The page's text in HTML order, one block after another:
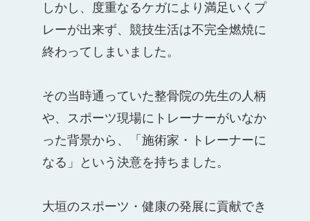
しかし、度重なるケガにより満足いくプ
レーが出来ず、競技生活は不完全燃焼に
終わってしまいました。
その当時通っていた整骨院の先生の人柄
や、スポーツ現場にトレーナーがいなか
った背景から、「施術家・トレーナーに
なる」という決意を持ちました。
大垣のスポーツ・健康の発展に貢献でき